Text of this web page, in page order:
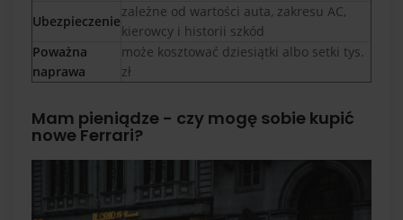
Ubezpieczenie
zależne od wartości auta, zakresu AC,
kierowcy i historii szkód
Poważna
naprawa
może kosztować dziesiątki albo setki tys.
zł
Mam pieniądze - czy mogę sobie kupić
nowe Ferrari?